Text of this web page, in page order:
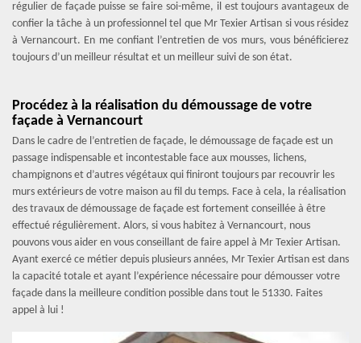
régulier de façade puisse se faire soi-même, il est toujours avantageux de
confier la tâche à un professionnel tel que Mr Texier Artisan si vous résidez
à Vernancourt. En me confiant l’entretien de vos murs, vous bénéficierez
toujours d’un meilleur résultat et un meilleur suivi de son état.
Procédez à la réalisation du démoussage de votre
façade à Vernancourt
Dans le cadre de l’entretien de façade, le démoussage de façade est un
passage indispensable et incontestable face aux mousses, lichens,
champignons et d’autres végétaux qui finiront toujours par recouvrir les
murs extérieurs de votre maison au fil du temps. Face à cela, la réalisation
des travaux de démoussage de façade est fortement conseillée à être
effectué régulièrement. Alors, si vous habitez à Vernancourt, nous
pouvons vous aider en vous conseillant de faire appel à Mr Texier Artisan.
Ayant exercé ce métier depuis plusieurs années, Mr Texier Artisan est dans
la capacité totale et ayant l’expérience nécessaire pour démousser votre
façade dans la meilleure condition possible dans tout le 51330. Faites
appel à lui !